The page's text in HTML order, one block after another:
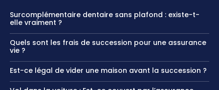
Surcomplémentaire dentaire sans plafond : existe-t-
elle vraiment ?
Quels sont les frais de succession pour une assurance
vie ?
Est-ce légal de vider une maison avant la succession ?